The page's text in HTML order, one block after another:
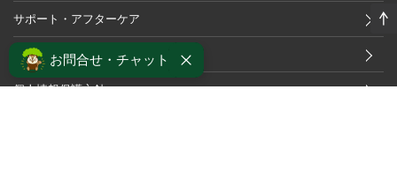
サポート・アフターケア
採用情報
個人情報保護方針
お問合せ・チャット